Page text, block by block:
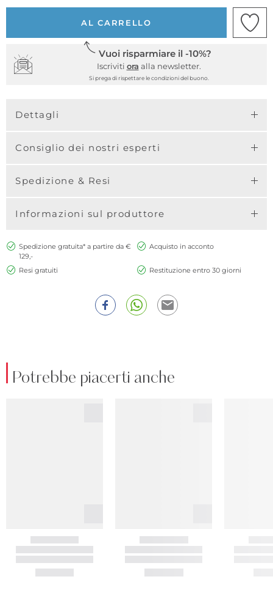
AL CARRELLO
Vuoi risparmiare il -10%?
Iscriviti ora alla newsletter.
Si prega di rispettare le condizioni del buono.
Dettagli
Consiglio dei nostri esperti
Spedizione & Resi
Informazioni sul produttore
Spedizione gratuita* a partire da €
129,-
Acquisto in acconto
Resi gratuiti Restituzione entro 30 giorni
Potrebbe piacerti anche